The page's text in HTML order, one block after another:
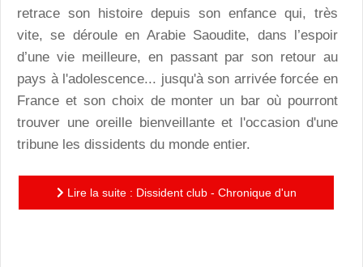
retrace son histoire depuis son enfance qui, très
vite, se déroule en Arabie Saoudite, dans l’espoir
d’une vie meilleure, en passant par son retour au
pays à l'adolescence... jusqu'à son arrivée forcée en
France et son choix de monter un bar où pourront
trouver une oreille bienveillante et l'occasion d'une
tribune les dissidents du monde entier.
Lire la suite : Dissident club - Chronique d'un